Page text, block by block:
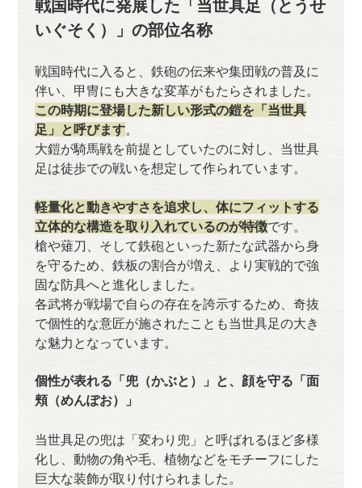
戦国時代に発展した「当世具足（とうせ
いぐそく）」の部位名称
戦国時代に入ると、鉄砲の伝来や集団戦の普及に
伴い、甲冑にも大きな変革がもたらされました。
この時期に登場した新しい形式の鎧を「当世具
足」と呼びます。
大鎧が騎馬戦を前提としていたのに対し、当世具
足は徒歩での戦いを想定して作られています。
軽量化と動きやすさを追求し、体にフィットする
立体的な構造を取り入れているのが特徴です。
槍や薙刀、そして鉄砲といった新たな武器から身
を守るため、鉄板の割合が増え、より実戦的で強
固な防具へと進化しました。
各武将が戦場で自らの存在を誇示するため、奇抜
で個性的な意匠が施されたことも当世具足の大き
な魅力となっています。
個性が表れる「兜（かぶと）」と、顔を守る「面
頬（めんぽお）」
当世具足の兜は「変わり兜」と呼ばれるほど多様
化し、動物の角や毛、植物などをモチーフにした
巨大な装飾が取り付けられました。